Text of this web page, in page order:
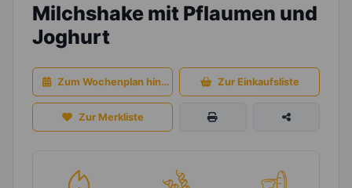
Milchshake mit Pflaumen und
Joghurt
Zum Wochenplan hinzufügen Zur Einkaufsliste
Zur Merkliste